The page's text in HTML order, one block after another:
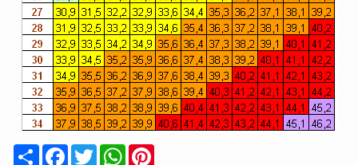
CondividiFacebook
TwitterWhatsApp